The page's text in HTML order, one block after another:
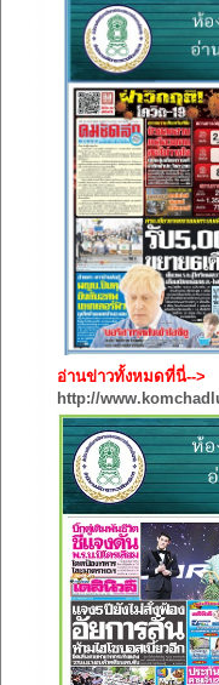
อ่านข่าวทั้งหมดที่นี่-->
http://